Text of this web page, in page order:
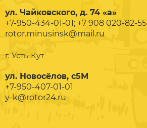
ул. Чайковского, д. 74 «а»
+7-950-434-01-01; +7 908 020-82-55
rotor.minusinsk@mail.ru
г. Усть-Кут
ул. Новосёлов, с5М
+7-950-407-01-01
y-k@rotor24.ru